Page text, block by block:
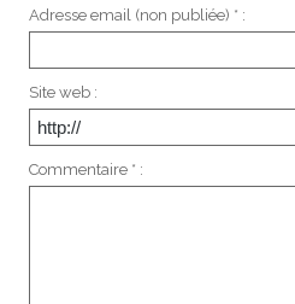
Adresse email (non publiée) * :
Site web :
Commentaire * :